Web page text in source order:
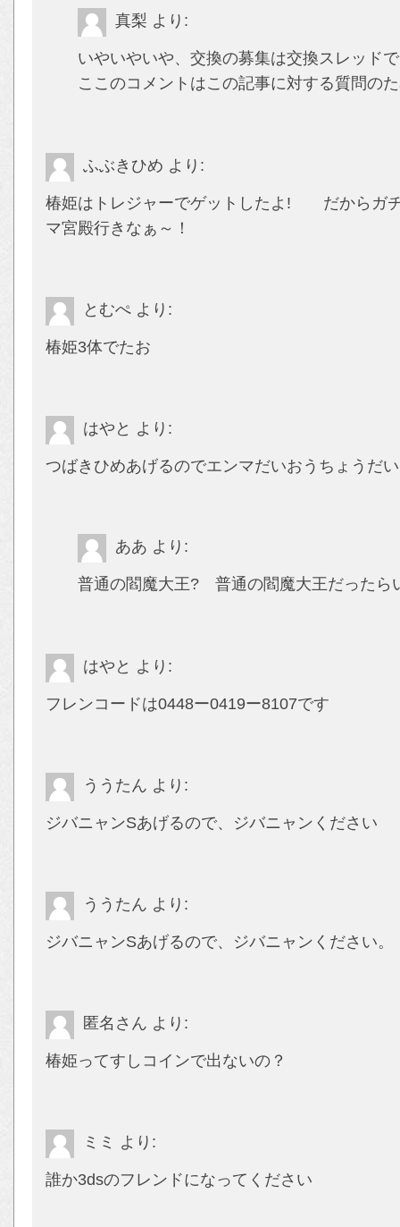
真梨 より:
いやいやいや、交換の募集は交換スレッド
ここのコメントはこの記事に対する質問の
ふぶきひめ より:
椿姫はトレジャーでゲットしたよ! だからガ
マ宮殿行きなぁ～！
とむぺ より:
椿姫3体でたお
はやと より:
つばきひめあげるのでエンマだいおうちょうだい
ああ より:
普通の閻魔大王? 普通の閻魔大王だったら
はやと より:
フレンコードは0448ー0419ー8107です
ううたん より:
ジバニャンSあげるので、ジバニャンください
ううたん より:
ジバニャンSあげるので、ジバニャンください。
匿名さん より:
椿姫ってすしコインで出ないの？
ミミ より:
誰か3dsのフレンドになってください